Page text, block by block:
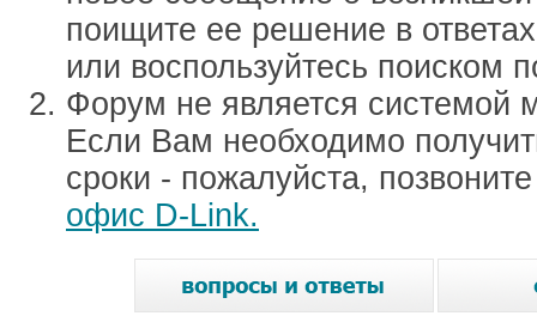
поищите ее решение в
или воспользуйтесь поиском
Форум не является системой
Если Вам необходимо
сроки - пожалуйста,
офис D-Link.